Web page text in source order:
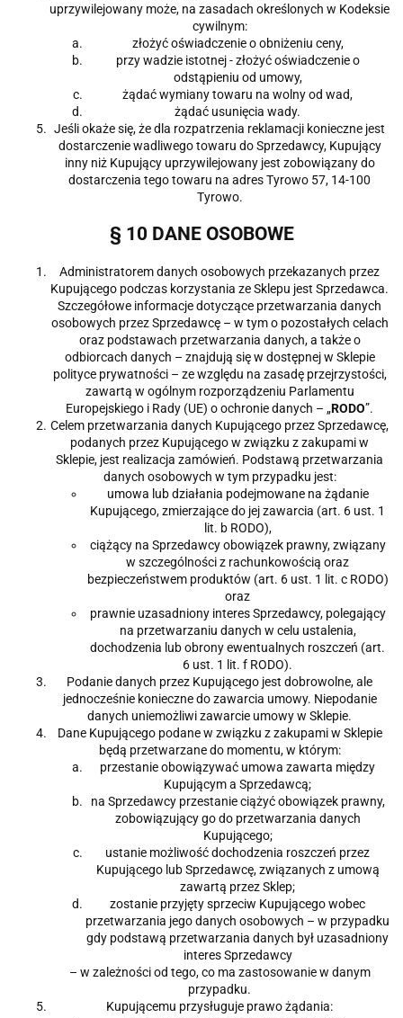
uprzywilejowany może, na zasadach określonych w Kodeksie
cywilnym:
złożyć oświadczenie o obniżeniu ceny,
przy wadzie istotnej - złożyć oświadczenie o
odstąpieniu od umowy,
żądać wymiany towaru na wolny od wad,
żądać usunięcia wady.
Jeśli okaże się, że dla rozpatrzenia reklamacji konieczne jest
dostarczenie wadliwego towaru do Sprzedawcy, Kupujący
inny niż Kupujący uprzywilejowany jest zobowiązany do
dostarczenia tego towaru na adres Tyrowo 57, 14-100
Tyrowo.
§ 10 DANE OSOBOWE
Administratorem danych osobowych przekazanych przez
Kupującego podczas korzystania ze Sklepu jest Sprzedawca.
Szczegółowe informacje dotyczące przetwarzania danych
osobowych przez Sprzedawcę – w tym o pozostałych celach
oraz podstawach przetwarzania danych, a także o
odbiorcach danych – znajdują się w dostępnej w Sklepie
polityce prywatności – ze względu na zasadę przejrzystości,
zawartą w ogólnym rozporządzeniu Parlamentu
Europejskiego i Rady (UE) o ochronie danych – „RODO”.
Celem przetwarzania danych Kupującego przez Sprzedawcę,
podanych przez Kupującego w związku z zakupami w
Sklepie, jest realizacja zamówień. Podstawą przetwarzania
danych osobowych w tym przypadku jest:
umowa lub działania podejmowane na żądanie
Kupującego, zmierzające do jej zawarcia (art. 6 ust. 1
lit. b RODO),
ciążący na Sprzedawcy obowiązek prawny, związany
w szczególności z rachunkowością oraz
bezpieczeństwem produktów (art. 6 ust. 1 lit. c RODO)
oraz
prawnie uzasadniony interes Sprzedawcy, polegający
na przetwarzaniu danych w celu ustalenia,
dochodzenia lub obrony ewentualnych roszczeń (art.
6 ust. 1 lit. f RODO).
Podanie danych przez Kupującego jest dobrowolne, ale
jednocześnie konieczne do zawarcia umowy. Niepodanie
danych uniemożliwi zawarcie umowy w Sklepie.
Dane Kupującego podane w związku z zakupami w Sklepie
będą przetwarzane do momentu, w którym:
przestanie obowiązywać umowa zawarta między
Kupującym a Sprzedawcą;
na Sprzedawcy przestanie ciążyć obowiązek prawny,
zobowiązujący go do przetwarzania danych
Kupującego;
ustanie możliwość dochodzenia roszczeń przez
Kupującego lub Sprzedawcę, związanych z umową
zawartą przez Sklep;
zostanie przyjęty sprzeciw Kupującego wobec
przetwarzania jego danych osobowych – w przypadku
gdy podstawą przetwarzania danych był uzasadniony
interes Sprzedawcy
– w zależności od tego, co ma zastosowanie w danym
przypadku.
Kupującemu przysługuje prawo żądania: